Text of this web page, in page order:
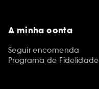
A minha conta
Seguir encomenda
Programa de Fidelidade